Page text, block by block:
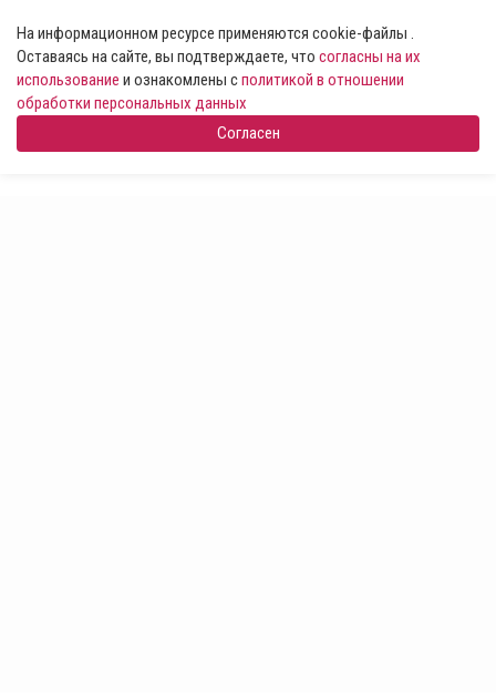
На информационном ресурсе применяются cookie-файлы .
Оставаясь на сайте, вы подтверждаете, что согласны на их
использование и ознакомлены сполитикой в отношении
обработки персональных данных
Согласен